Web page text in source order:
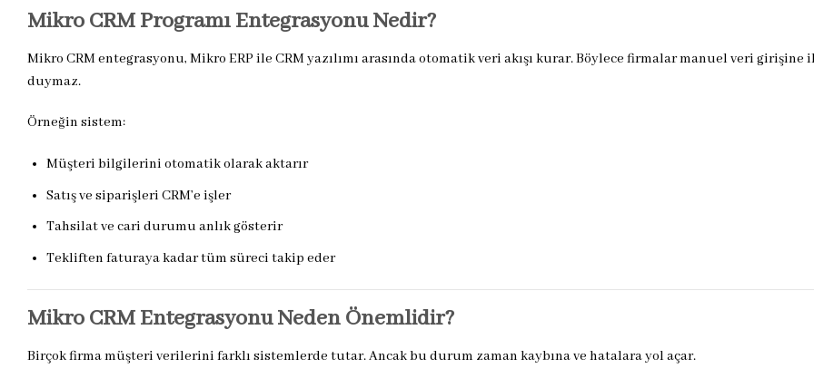
Mikro CRM Programı Entegrasyonu Nedir?
Mikro CRM entegrasyonu, Mikro ERP ile CRM yazılımı arasında otomatik veri akışı kurar. Böylece firmalar manuel veri girişine
duymaz.
Örneğin sistem:
Müşteri bilgilerini otomatik olarak aktarır
Satış ve siparişleri CRM’e işler
Tahsilat ve cari durumu anlık gösterir
Tekliften faturaya kadar tüm süreci takip eder
Mikro CRM Entegrasyonu Neden Önemlidir?
Birçok firma müşteri verilerini farklı sistemlerde tutar. Ancak bu durum zaman kaybına ve hatalara yol açar.